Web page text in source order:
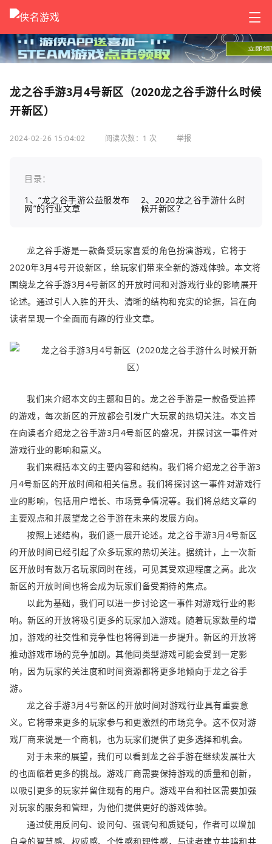
龙之谷手游3月4号新区（2020龙之谷手游什么时候
开新区）
2024-02-26 15:04:02 阅读次数：1 次 举报
目录：
1、“龙之谷手游公益服发布
网”的行业文章
2、2020龙之谷手游什么时
候开新区？
龙之谷手游是一款备受玩家喜爱的角色扮演游戏，它将于
2020年3月4号开设新区，给玩家们带来全新的游戏体验。本文将
围绕龙之谷手游3月4号新区的开放时间和对游戏行业的影响展开
论述。通过引人入胜的开头、清晰的结构和充实的论据，旨在向
读者呈现一个全面而有趣的行业文章。
我们来介绍本文的主题和目的。龙之谷手游是一款备受追捧
的游戏，每次新区的开放都会引发广大玩家的热切关注。本文旨
在向读者介绍龙之谷手游3月4号新区的盛况，并探讨这一事件对
游戏行业的影响和意义。
我们来概括本文的主要内容和结构。我们将介绍龙之谷手游3
月4号新区的开放时间和相关信息。我们将探讨这一事件对游戏行
业的影响，包括用户增长、市场竞争情况等。我们将总结文章的
主要观点和并展望龙之谷手游在未来的发展方向。
按照上述结构，我们逐一展开论述。龙之谷手游3月4号新区
的开放时间已经引起了众多玩家的热切关注。据统计，上一次新
区开放时有数万名玩家同时在线，可见其受欢迎程度之高。此次
新区的开放时间也将会成为玩家们备受期待的焦点。
以此为基础，我们可以进一步讨论这一事件对游戏行业的影
响。新区的开放将吸引更多的玩家加入游戏。随着玩家数量的增
加，游戏的社交性和竞争性也将得到进一步提升。新区的开放将
推动游戏市场的竞争加剧。其他同类型游戏可能会受到一定影
响，因为玩家的关注度和时间资源都将更多地倾向于龙之谷手
游。
龙之谷手游3月4号新区的开放时间对游戏行业具有重要意
义。它将带来更多的玩家参与和更激烈的市场竞争。这不仅对游
戏厂商来说是一个商机，也为玩家们提供了更多选择和机会。
对于未来的展望，我们可以看到龙之谷手游在继续发展壮大
的也面临着更多的挑战。游戏厂商需要保持游戏的质量和创新，
以吸引更多的玩家并留住现有的用户。游戏平台和社区需要加强
对玩家的服务和管理，为他们提供更好的游戏体验。
通过使用反问句、设问句、强调句和质疑句，作者可以增加
自身的智慧感、权威感、个性感和理性感，与读者建立共鸣和共